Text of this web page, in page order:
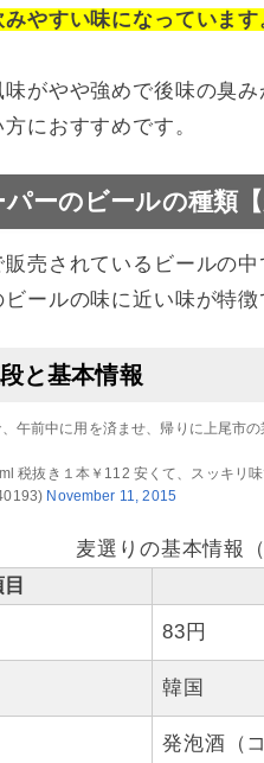
やすい味になっています
がやや強めで後味の臭
におすすめです。
ーのビールの種類【
売されているビールの
ールの味に近い味が特徴
と基本情報
午前中に用を済ませ、帰りに上尾市
税抜き１本￥112 安くて、スッキリ
November 11, 2015
麦選りの基本情報
83円
韓国
発泡酒（